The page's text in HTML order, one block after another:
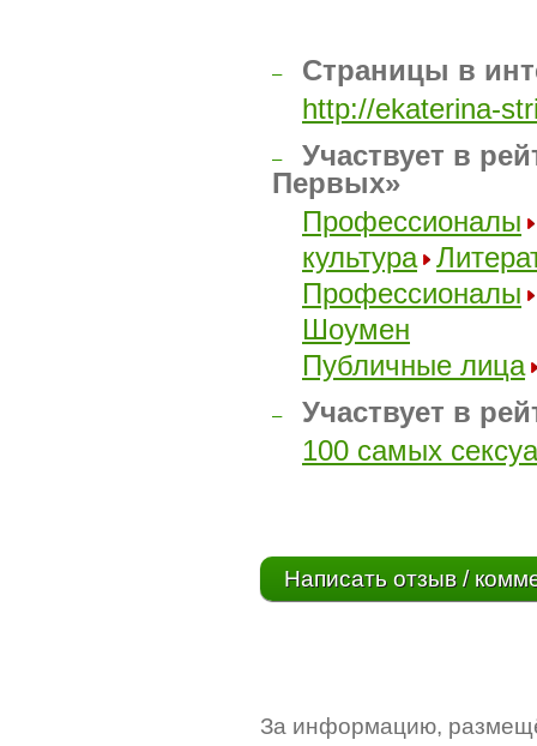
–
Страницы в
http://ekaterina-
–
Участвует в
Первых»
Профессионалы
культура
Профессионалы
Шоумен
Публичные лица
–
Участвует в
100 самых
Написать отзыв /
За информацию,